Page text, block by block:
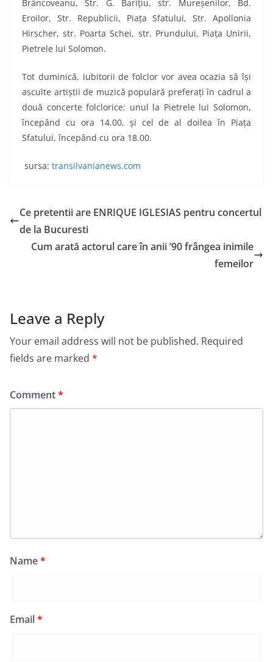
Brâncoveanu, Str. G. Bariţiu, str. Mureşenilor, Bd.
Eroilor, Str. Republicii, Piaţa Sfatului, Str. Apollonia
Hirscher, str. Poarta Schei, str. Prundului, Piaţa Unirii,
Pietrele lui Solomon.
Tot duminică, iubitorii de folclor vor avea ocazia să îşi
asculte artiştii de muzică populară preferaţi în cadrul a
două concerte folclorice: unul la Pietrele lui Solomon,
începând cu ora 14.00, şi cel de al doilea în Piaţa
Sfatului, începând cu ora 18.00.
sursa: transilvanianews.com
Ce pretentii are ENRIQUE IGLESIAS pentru concertul
de la Bucuresti
Cum arată actorul care în anii ’90 frângea inimile
femeilor
Leave a Reply
Your email address will not be published. Required
fields are marked *
Comment*
Name*
Email*